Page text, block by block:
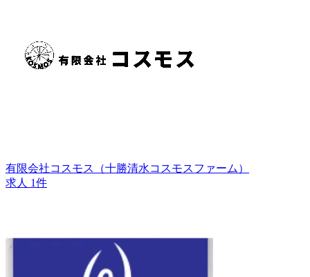
有限会社コスモス（十勝清水コスモスファーム）
求人 1件